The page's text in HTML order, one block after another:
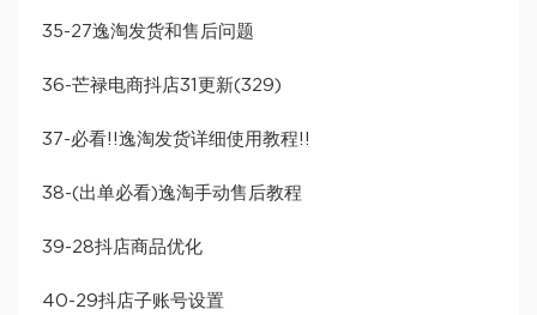
35-27逸淘发货和售后问题
36-芒禄电商抖店31更新(329)
37-必看!!逸淘发货详细使用教程!!
38-(出单必看)逸淘手动售后教程
39-28抖店商品优化
40-29抖店子账号设置